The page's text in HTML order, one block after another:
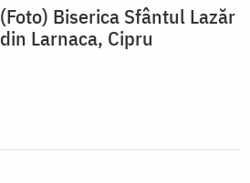
(Foto) Biserica Sfântul Lazăr
din Larnaca, Cipru